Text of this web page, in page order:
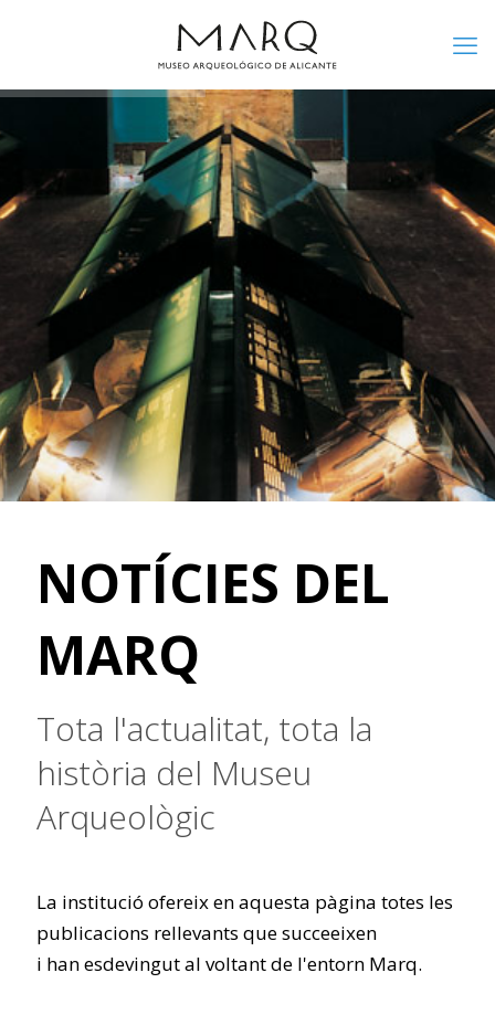
NOTÍCIES DEL
MARQ
Tota l'actualitat, tota la
història del Museu
Arqueològic
La institució ofereix en aquesta pàgina totes les
publicacions rellevants que succeeixen
i han esdevingut al voltant de l'entorn Marq.